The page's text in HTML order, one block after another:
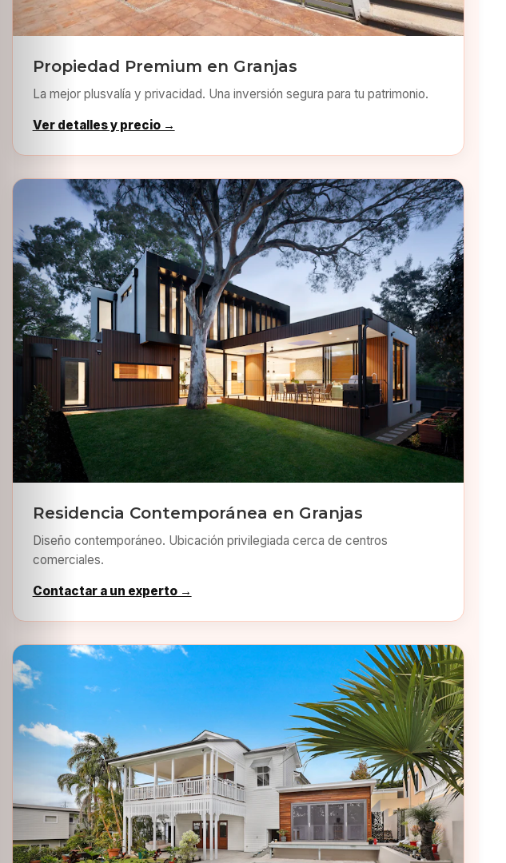
Search
Propiedad Premium en Granjas
La mejor plusvalía y privacidad. Una inversión segura para tu patrimonio.
Ver detalles y precio →
Residencia Contemporánea en Granjas
Diseño contemporáneo. Ubicación privilegiada cerca de centros
comerciales.
Contactar a un experto →